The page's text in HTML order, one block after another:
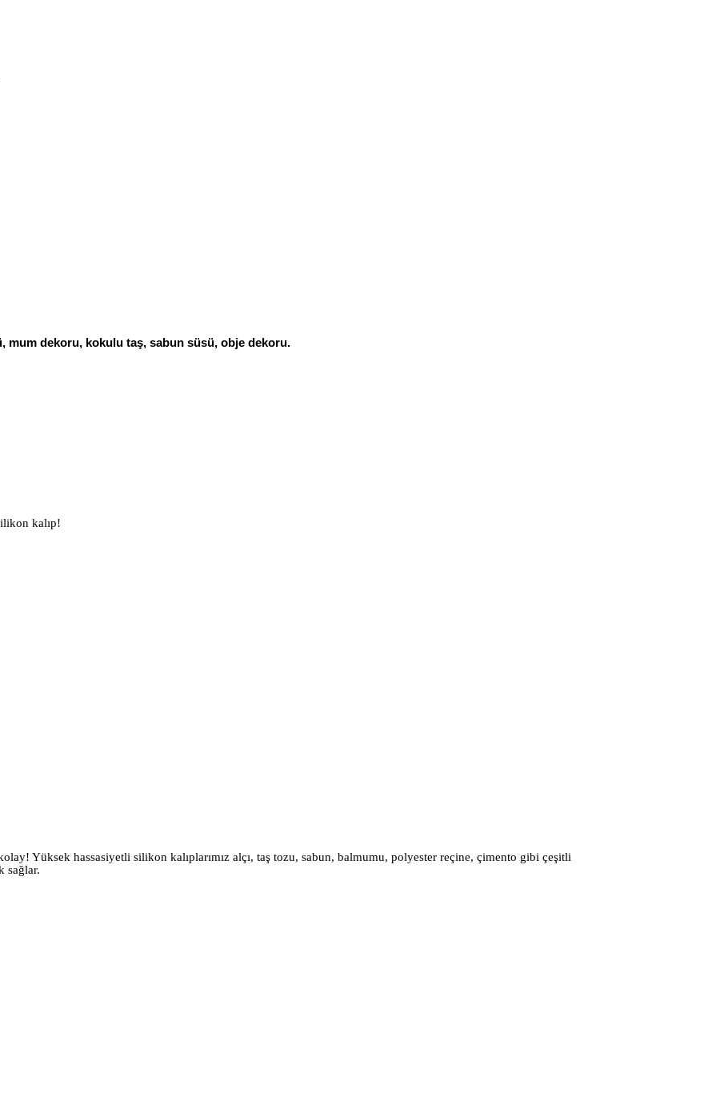
mum dekoru, kokulu taş, sabun süsü, obje dekoru.
kalıp!
Yüksek hassasiyetli silikon kalıplarımız alçı, taş tozu, sabun, balmumu, polyester reçine, çimento gibi çeşitli
sağlar.